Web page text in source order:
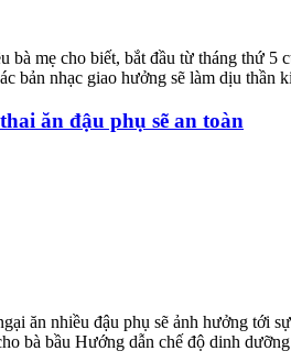
bà mẹ cho biết, bắt đầu từ tháng thứ 5
bản nhạc giao hưởng sẽ làm dịu
ăn đậu phụ sẽ an toàn
ăn nhiều đậu phụ sẽ ảnh hưởng tới
bà bầu Hướng dẫn chế độ dinh